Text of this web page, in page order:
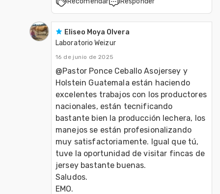
Eliseo Moya Olvera
Laboratorio Weizur
16 de junio de 2025
@Pastor Ponce Ceballo Asojersey y
Holstein Guatemala están haciendo
excelentes trabajos con los productores
nacionales, están tecnificando
bastante bien la producción lechera, los
manejos se están profesionalizando
muy satisfactoriamente. Igual que tú,
tuve la oportunidad de visitar fincas de
jersey bastante buenas.
Saludos.
EMO.